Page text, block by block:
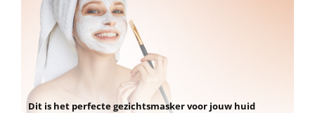
Dit is het perfecte gezichtsmasker voor jouw huid